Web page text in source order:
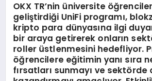
OKX TR’nin üniversite
geliştirdiği UniFi programı,
kripto para dünyasına ilgi
bir araya getirerek onların
roller üstlenmesini hedefliyor.
öğrencilere eğitimin yanı sıra
fırsatları sunmayı ve sektörde